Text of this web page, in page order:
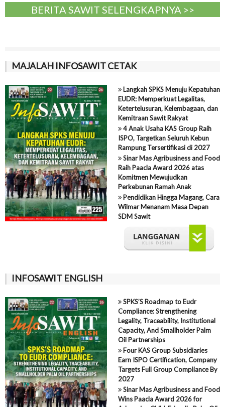
BERITA SAWIT SELENGKAPNYA >>
MAJALAH INFOSAWIT CETAK
Langkah SPKS Menuju Kepatuhan
EUDR: Memperkuat Legalitas,
Ketertelusuran, Kelembagaan, dan
Kemitraan Sawit Rakyat
4 Anak Usaha KAS Group Raih
ISPO, Targetkan Seluruh Kebun
Rampung Tersertifikasi di 2027
Sinar Mas Agribusiness and Food
Raih Paacla Award 2026 atas
Komitmen Mewujudkan
Perkebunan Ramah Anak
Pendidikan Hingga Magang, Cara
Wilmar Menanam Masa Depan
SDM Sawit
INFOSAWIT ENGLISH
SPKS’S Roadmap to Eudr
Compliance: Strengthening
Legality, Traceability, Institutional
Capacity, And Smallholder Palm
Oil Partnerships
Four KAS Group Subsidiaries
Earn ISPO Certification, Company
Targets Full Group Compliance By
2027
Sinar Mas Agribusiness and Food
Wins Paacla Award 2026 for